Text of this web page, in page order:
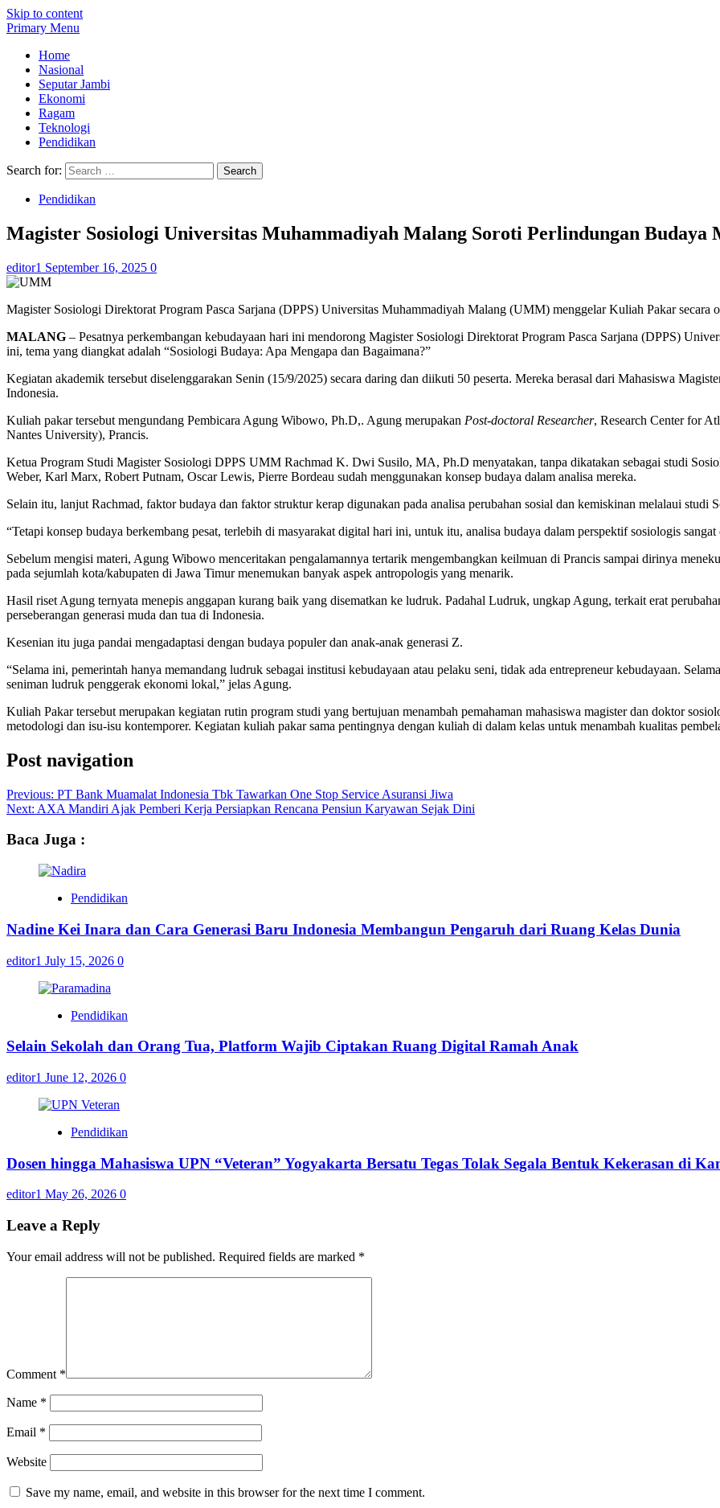
Skip to content
Primary Menu
Home
Nasional
Seputar Jambi
Ekonomi
Ragam
Teknologi
Pendidikan
Search for:
Pendidikan
Magister Sosiologi Universitas Muhammadiyah Malang Soroti Perlindungan
editor1 September 16, 2025 0
Magister Sosiologi Direktorat Program Pasca Sarjana (DPPS) Universitas Muhammadiyah Malang (UMM) menggelar Kuliah Pakar secara
MALANG – Pesatnya perkembangan kebudayaan hari ini mendorong Magister Sosiologi Direktorat Program Pasca Sarjana (DPPS)
ini, tema yang diangkat adalah “Sosiologi Budaya: Apa Mengapa dan Bagaimana?”
Kegiatan akademik tersebut diselenggarakan Senin (15/9/2025) secara daring dan diikuti 50 peserta. Mereka berasal dari Mahasiswa
Indonesia.
Kuliah pakar tersebut mengundang Pembicara Agung Wibowo, Ph.D,. Agung merupakan Post-doctoral Researcher, Research Center for
Nantes University), Prancis.
Ketua Program Studi Magister Sosiologi DPPS UMM Rachmad K. Dwi Susilo, MA, Ph.D menyatakan, tanpa dikatakan sebagai studi
Weber, Karl Marx, Robert Putnam, Oscar Lewis, Pierre Bordeau sudah menggunakan konsep budaya dalam analisa mereka.
Selain itu, lanjut Rachmad, faktor budaya dan faktor struktur kerap digunakan pada analisa perubahan sosial dan kemiskinan melalaui studi
“Tetapi konsep budaya berkembang pesat, terlebih di masyarakat digital hari ini, untuk itu, analisa budaya dalam perspektif sosiologis
Sebelum mengisi materi, Agung Wibowo menceritakan pengalamannya tertarik mengembangkan keilmuan di Prancis sampai dirinya
pada sejumlah kota/kabupaten di Jawa Timur menemukan banyak aspek antropologis yang menarik.
Hasil riset Agung ternyata menepis anggapan kurang baik yang disematkan ke ludruk. Padahal Ludruk, ungkap Agung, terkait erat
perseberangan generasi muda dan tua di Indonesia.
Kesenian itu juga pandai mengadaptasi dengan budaya populer dan anak-anak generasi Z.
“Selama ini, pemerintah hanya memandang ludruk sebagai institusi kebudayaan atau pelaku seni, tidak ada entrepreneur kebudayaan.
seniman ludruk penggerak ekonomi lokal,” jelas Agung.
Kuliah Pakar tersebut merupakan kegiatan rutin program studi yang bertujuan menambah pemahaman mahasiswa magister dan doktor
metodologi dan isu-isu kontemporer. Kegiatan kuliah pakar sama pentingnya dengan kuliah di dalam kelas untuk menambah kualitas
Post navigation
Previous: PT Bank Muamalat Indonesia Tbk Tawarkan One Stop Service Asuransi Jiwa
Next: AXA Mandiri Ajak Pemberi Kerja Persiapkan Rencana Pensiun Karyawan Sejak Dini
Baca Juga :
Pendidikan
Nadine Kei Inara dan Cara Generasi Baru Indonesia Membangun Pengaruh dari Ruang Kelas Dunia
editor1 July 15, 2026 0
Pendidikan
Selain Sekolah dan Orang Tua, Platform Wajib Ciptakan Ruang Digital Ramah Anak
editor1 June 12, 2026 0
Pendidikan
Dosen hingga Mahasiswa UPN “Veteran” Yogyakarta Bersatu Tegas Tolak Segala Bentuk Kekerasan di
editor1 May 26, 2026 0
Leave a Reply
Your email address will not be published. Required fields are marked *
Comment *
Name *
Email *
Website
Save my name, email, and website in this browser for the next time I comment.